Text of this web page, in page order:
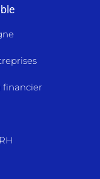
financier